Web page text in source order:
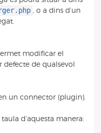
, o a dins d’un
modificar el
defecte de qualsevol
un connector (plugin).
d’aquesta manera: